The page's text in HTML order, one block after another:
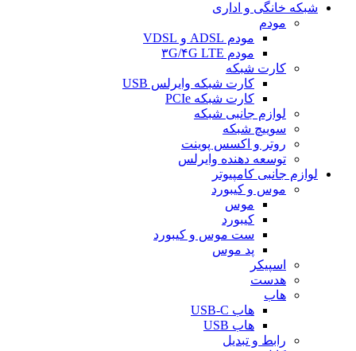
شبکه خانگی و اداری
مودم
مودم ADSL و VDSL
مودم ۳G/۴G LTE
کارت شبکه
کارت شبکه وایرلس USB
کارت شبکه PCIe
لوازم جانبی شبکه
سوییچ شبکه
روتر و اکسس پوینت
توسعه دهنده وایرلس
لوازم جانبی کامپیوتر
موس و کیبورد
موس
کیبورد
ست موس و کیبورد
پد موس
اسپیکر
هدست
هاب
هاب USB-C
هاب USB
رابط و تبدیل